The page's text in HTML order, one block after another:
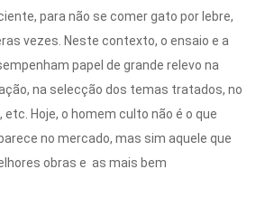
para não se comer gato por lebre,
vezes. Neste contexto, o ensaio e a
papel de grande relevo na
na selecção dos temas tratados, no
etc. Hoje, o homem culto não é o que
no mercado, mas sim aquele que
obras e as mais bem